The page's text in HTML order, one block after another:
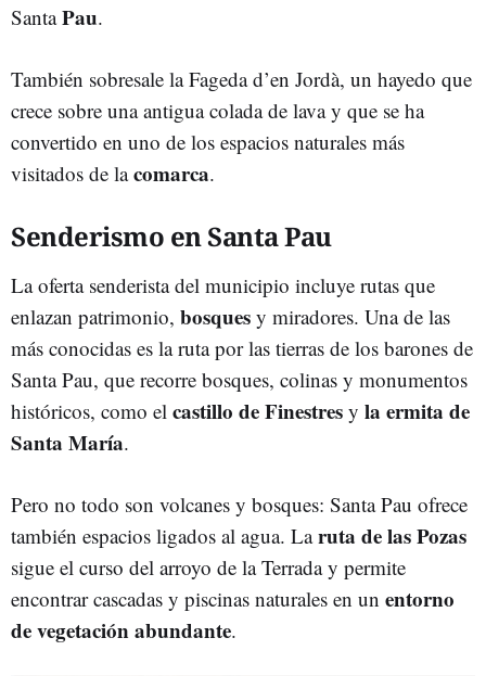
SantaPau.
También sobresale la Fageda d’en Jordà, un hayedo que
crece sobre una antigua colada de lava y que se ha
convertido en uno de los espacios naturales más
visitados de lacomarca.
Senderismo en Santa Pau
La oferta senderista del municipio incluye rutas que
enlazan patrimonio, bosques y miradores. Una de las
más conocidas es la ruta por las tierras de los barones de
Santa Pau, que recorre bosques, colinas y monumentos
históricos, como el castillo de Finestres y la ermita de
Santa María.
Pero no todo son volcanes y bosques: Santa Pau ofrece
también espacios ligados al agua. Laruta de las Pozas
sigue el curso del arroyo de la Terrada y permite
encontrar cascadas y piscinas naturales en un entorno
de vegetaciónabundante.